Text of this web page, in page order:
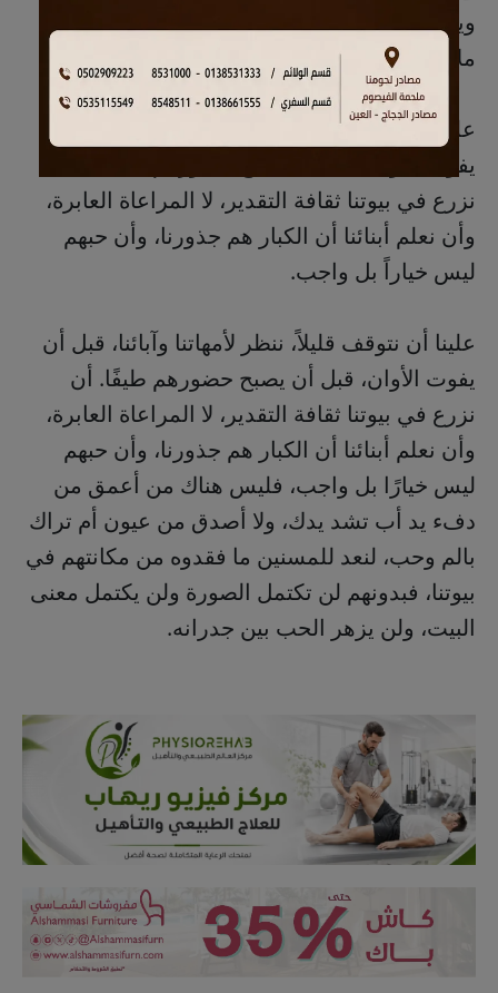
ويتمنون أن تعود تلك الأيام التي كان فيها البيت
ملاذاً، لا مكان للصمت والبعاد.
علينا أن نتوقف قليلاً، ننظر لأمهاتنا وآبائنا، قبل أن
يفوت الأوان، قبل أن يصبح حضورهم طيفاً، أن
نزرع في بيوتنا ثقافة التقدير، لا المراعاة العابرة،
وأن نعلم أبنائنا أن الكبار هم جذورنا، وأن حبهم
ليس خياراً بل واجب.
علينا أن نتوقف قليلاً، ننظر لأمهاتنا وآبائنا، قبل أن
يفوت الأوان، قبل أن يصبح حضورهم طيفًا. أن
نزرع في بيوتنا ثقافة التقدير، لا المراعاة العابرة،
وأن نعلم أبنائنا أن الكبار هم جذورنا، وأن حبهم
ليس خيارًا بل واجب، فليس هناك من أعمق من
دفء يد أب تشد يدك، ولا أصدق من عيون أم تراك
بالم وحب، لنعد للمسنين ما فقدوه من مكانتهم في
بيوتنا، فبدونهم لن تكتمل الصورة ولن يكتمل معنى
البيت، ولن يزهر الحب بين جدرانه.